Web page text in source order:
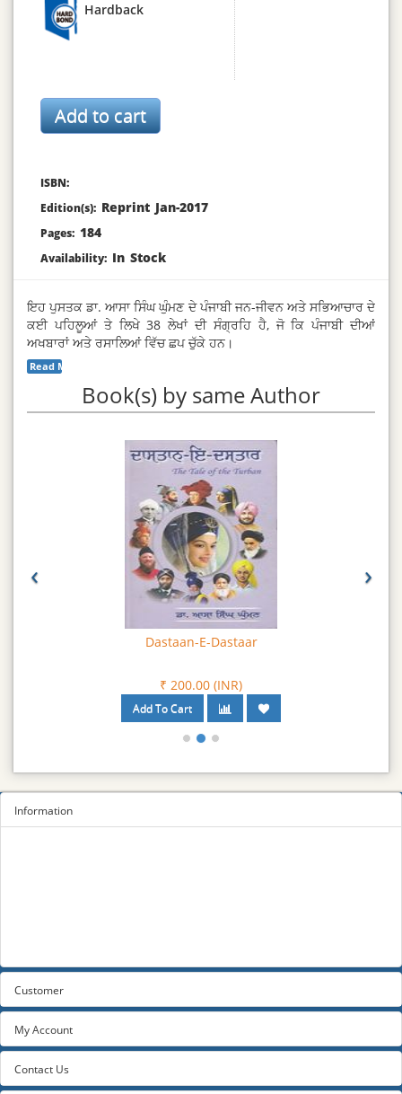
Hardback
ISBN:
Edition(s): Reprint Jan-2017
Pages: 184
Availability: In Stock
ਇਹ ਪੁਸਤਕ ਡਾ. ਆਸਾ ਸਿੰਘ ਘੁੰਮਣ ਦੇ ਪੰਜਾਬੀ ਜਨ-ਜੀਵਨ ਅਤੇ ਸਭਿਆਚਾਰ ਦੇ
ਕਈ ਪਹਿਲੂਆਂ ਤੇ ਲਿਖੇ 38 ਲੇਖਾਂ ਦੀ ਸੰਗ੍ਰਹਿ ਹੈ, ਜੋ ਕਿ ਪੰਜਾਬੀ ਦੀਆਂ
ਅਖਬਾਰਾਂ ਅਤੇ ਰਸਾਲਿਆਂ ਵਿੱਚ ਛਪ ਚੁੱਕੇ ਹਨ।
Read More...
Book(s) by same Author
Dastaan-E-Dastaar
₹ 200.00 (INR)
‹ ›
Information
Customer
My Account
Contact Us